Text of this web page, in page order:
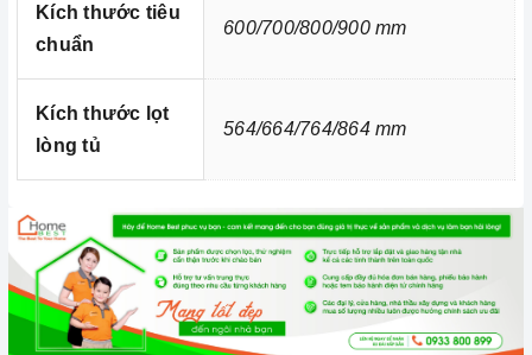
Kích thước tiêu
chuẩn
600/700/800/900 mm
Kích thước lọt
lòng tủ
564/664/764/864 mm